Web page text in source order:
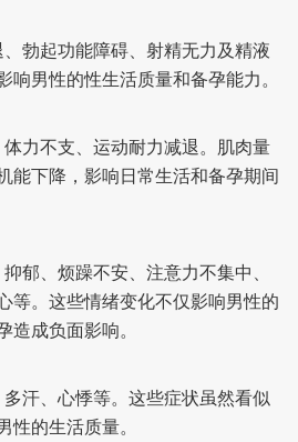
勃起功能障碍、射精无力及精液
响男性的性生活质量和备孕能力。
力不支、运动耐力减退。肌肉量
能下降，影响日常生活和备孕期间
郁、烦躁不安、注意力不集中、
等。这些情绪变化不仅影响男性的
造成负面影响。
多汗、心悸等。这些症状虽然看似
性的生活质量。